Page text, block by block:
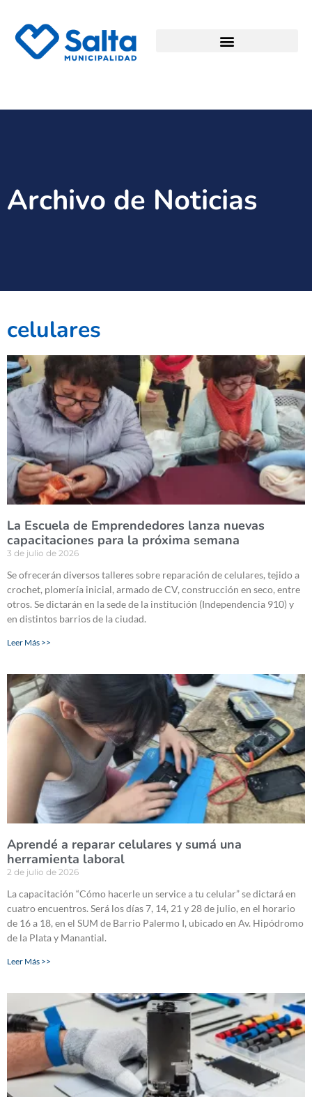
Archivo de Noticias
celulares
La Escuela de Emprendedores lanza nuevas
capacitaciones para la próxima semana
3 de julio de 2026
Se ofrecerán diversos talleres sobre reparación de celulares, tejido a
crochet, plomería inicial, armado de CV, construcción en seco, entre
otros. Se dictarán en la sede de la institución (Independencia 910) y
en distintos barrios de la ciudad.
Leer Más >>
Aprendé a reparar celulares y sumá una
herramienta laboral
2 de julio de 2026
La capacitación “Cómo hacerle un service a tu celular” se dictará en
cuatro encuentros. Será los días 7, 14, 21 y 28 de julio, en el horario
de 16 a 18, en el SUM de Barrio Palermo I, ubicado en Av. Hipódromo
de la Plata y Manantial.
Leer Más >>